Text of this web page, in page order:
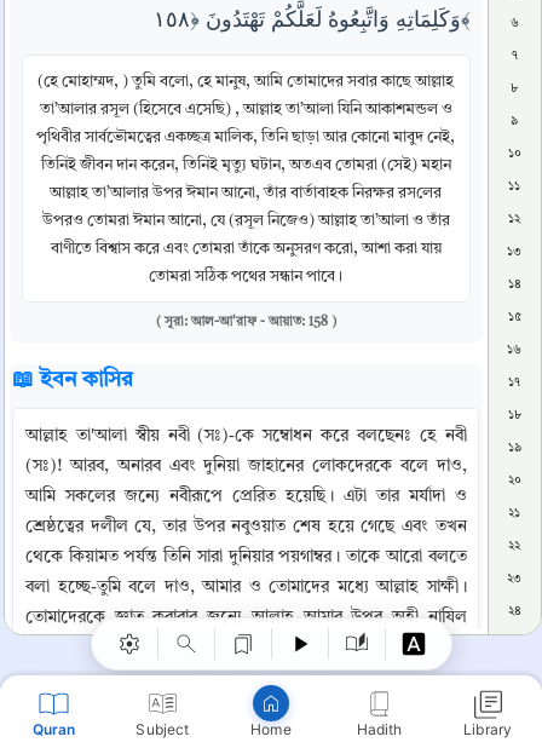
Quran Subject Home Hadith Library
وَكَلِمَاتِهِ وَاتَّبِعُوهُ لَعَلَّكُمْ تَهْتَدُونَ ﴿١٥٨﴾
(হে মোহাম্মদ, ) তুমি বলো, হে মানুষ, আমি তোমাদের সবার কাছে আল্লাহ
তা’আলার রসূল (হিসেবে এসেছি) , আল্লাহ তা’আলা যিনি আকাশমন্ডল ও
পৃথিবীর সার্বভৌমত্বের একচ্ছত্র মালিক, তিনি ছাড়া আর কোনো মাবুদ নেই,
তিনিই জীবন দান করেন, তিনিই মৃত্যু ঘটান, অতএব তোমরা (সেই) মহান
আল্লাহ তা’আলার উপর ঈমান আনো, তাঁর বার্তাবাহক নিরক্ষর রসলের
উপরও তোমরা ঈমান আনো, যে (রসূল নিজেও) আল্লাহ তা’আলা ও তাঁর
বাণীতে বিশ্বাস করে এবং তোমরা তাঁকে অনুসরণ করো, আশা করা যায়
তোমরা সঠিক পথের সন্ধান পাবে।
( সূরা: আল-আ'রাফ - আয়াত: 158 )
📖 ইবন কাসির
আল্লাহ তা'আলা স্বীয় নবী (সঃ)-কে সম্বোধন করে বলছেনঃ হে নবী
(সঃ)! আরব, অনারব এবং দুনিয়া জাহানের লোকদেরকে বলে দাও,
আমি সকলের জন্যে নবীরূপে প্রেরিত হয়েছি। এটা তার মর্যাদা ও
শ্রেষ্ঠত্বের দলীল যে, তার উপর নবুওয়াত শেষ হয়ে গেছে এবং তখন
থেকে কিয়ামত পর্যন্ত তিনি সারা দুনিয়ার পয়গাম্বর। তাকে আরো বলতে
বলা হচ্ছে-তুমি বলে দাও, আমার ও তোমাদের মধ্যে আল্লাহ সাক্ষী।
তোমাদেরকে জ্ঞাত করাবার জন্যে আল্লাহ আমার উপর অহী নাযিল
করেছেন। ইরশাদ হচ্ছে- ‘যে সম্প্রদায় নবীকে মানে না তার ঠিকানা
হচ্ছে জাহান্নাম।' অন্য জায়গায় আল্লাহ পাক বলেনঃ “যারা আহলে
কিতাব এবং যারা আহলে কিতাব নয় তাদের সকলকে বলে দাও- তোমরা
ইসলাম গ্রহণ করছো কি করছো না? যদি তারা ইসলাম গ্রহণ করে তবে
৬
৭
৮
৯
১০
১১
১২
১৩
১৪
১৫
১৬
১৭
১৮
১৯
২০
২১
২২
২৩
২৪
২৬
Copy